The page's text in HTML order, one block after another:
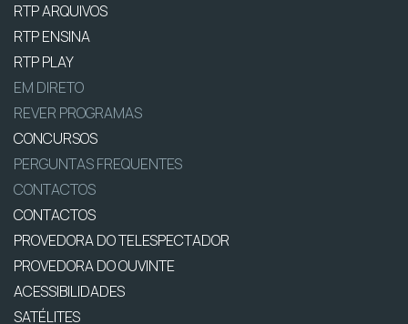
RTP ARQUIVOS
RTP ENSINA
RTP PLAY
EM DIRETO
REVER PROGRAMAS
CONCURSOS
PERGUNTAS FREQUENTES
CONTACTOS
CONTACTOS
PROVEDORA DO TELESPECTADOR
PROVEDORA DO OUVINTE
ACESSIBILIDADES
SATÉLITES